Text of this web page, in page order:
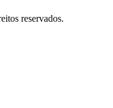
reservados.